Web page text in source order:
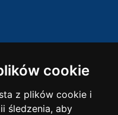
cookie
z plików cookie i
śledzenia, aby